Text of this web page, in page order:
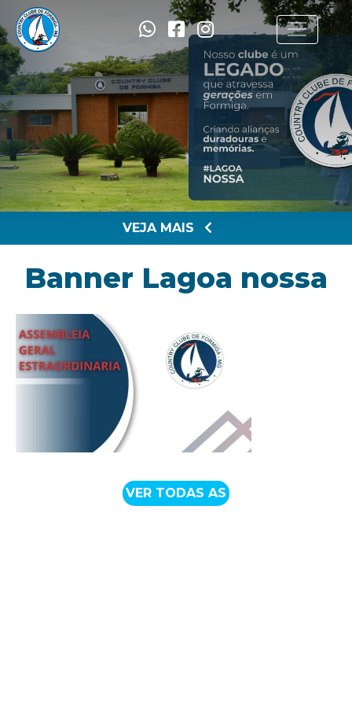
VEJA MAIS
Banner Lagoa nossa
VER TODAS AS